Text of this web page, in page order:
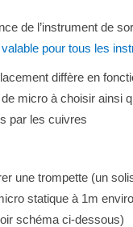
de l’instrument de
pour tous les
diffère en
micro à choisir ainsi
par les cuivres
une trompette (un
statique à 1m
schéma ci-dessous)